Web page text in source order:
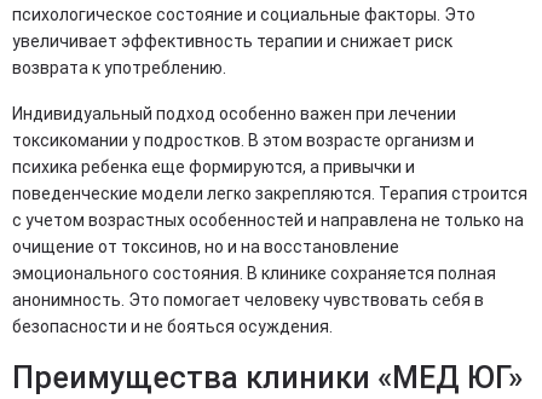
психологическое состояние и социальные факторы. Это
увеличивает эффективность терапии и снижает риск
возврата к употреблению.
Индивидуальный подход особенно важен при лечении
токсикомании у подростков. В этом возрасте организм и
психика ребенка еще формируются, а привычки и
поведенческие модели легко закрепляются. Терапия строится
с учетом возрастных особенностей и направлена не только на
очищение от токсинов, но и на восстановление
эмоционального состояния. В клинике сохраняется полная
анонимность. Это помогает человеку чувствовать себя в
безопасности и не бояться осуждения.
Преимущества клиники «МЕД ЮГ»